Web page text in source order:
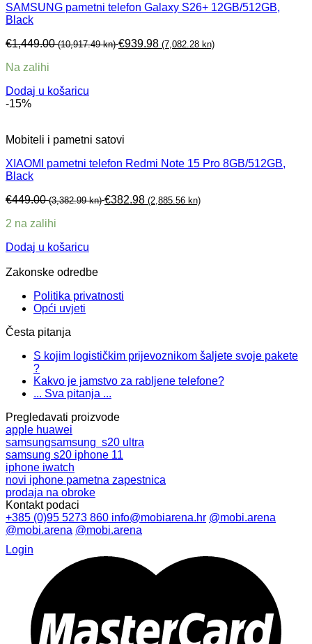
SAMSUNG pametni telefon Galaxy S26+ 12GB/512GB,
Black
€1,449.00 (10,917.49 kn) €939.98 (7,082.28 kn)
Na zalihi
Dodaj u košaricu
-15%
Mobiteli i pametni satovi
XIAOMI pametni telefon Redmi Note 15 Pro 8GB/512GB,
Black
€449.00 (3,382.99 kn) €382.98 (2,885.56 kn)
2 na zalihi
Dodaj u košaricu
Zakonske odredbe
Politika privatnosti
Opći uvjeti
Česta pitanja
S kojim logističkim prijevoznikom šaljete svoje pakete
?
Kakvo je jamstvo za rabljene telefone?
... Sva pitanja ...
Pregledavati proizvode
apple huawei
samsungsamsung s20 ultra
samsung s20 iphone 11
iphone iwatch
novi iphone pametna zapestnica
prodaja na obroke
Kontakt podaci
+385 (0)95 5273 860 info@mobiarena.hr @mobi.arena
@mobi.arena @mobi.arena
Login